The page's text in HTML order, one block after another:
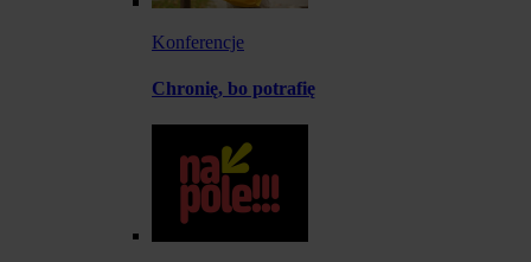
Konferencje
Chronię, bo potrafię